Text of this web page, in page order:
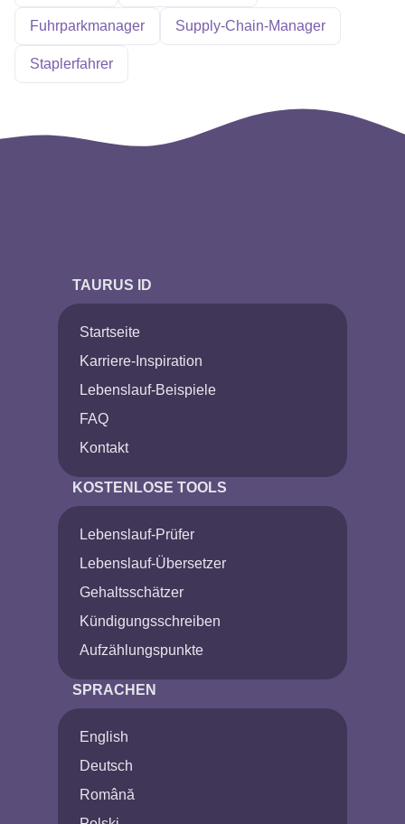
Fuhrparkmanager Supply-Chain-Manager
Staplerfahrer
TAURUS ID
Startseite
Karriere-Inspiration
Lebenslauf-Beispiele
FAQ
Kontakt
KOSTENLOSE TOOLS
Lebenslauf-Prüfer
Lebenslauf-Übersetzer
Gehaltsschätzer
Kündigungsschreiben
Aufzählungspunkte
SPRACHEN
English
Deutsch
Română